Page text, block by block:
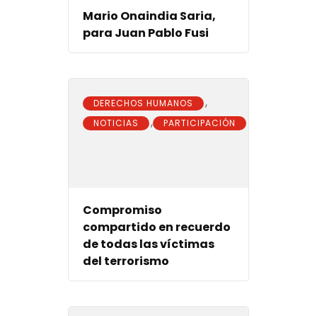
Mario Onaindia Saria,
para Juan Pablo Fusi
DERECHOS HUMANOS ,
NOTICIAS , PARTICIPACIÓN
Compromiso
compartido en recuerdo
de todas las víctimas
del terrorismo